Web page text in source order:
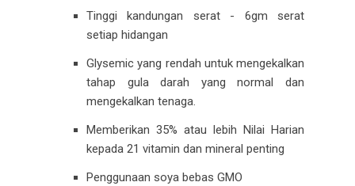
Tinggi kandungan serat - 6gm serat
setiap hidangan
Glysemic yang rendah untuk mengekalkan
tahap gula darah yang normal dan
mengekalkan tenaga.
Memberikan 35% atau lebih Nilai Harian
kepada 21 vitamin dan mineral penting
Penggunaan soya bebas GMO